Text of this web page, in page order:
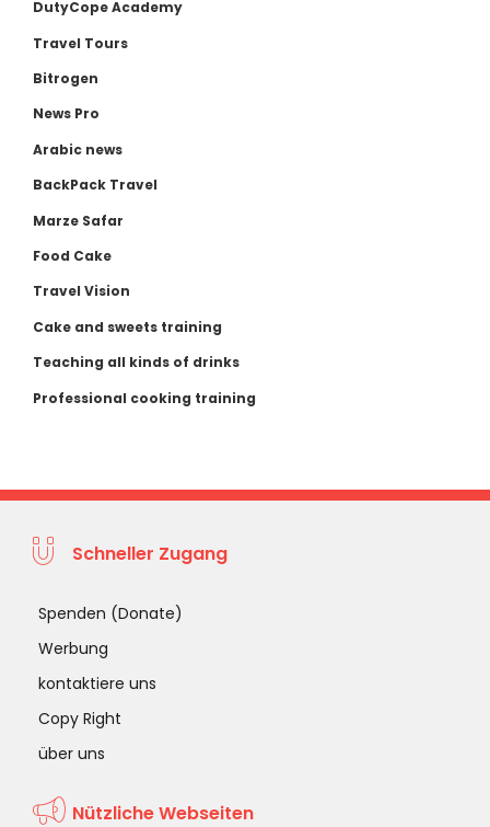
DutyCope Academy
Travel Tours
Bitrogen
News Pro
Arabic news
BackPack Travel
Marze Safar
Food Cake
Travel Vision
Cake and sweets training
Teaching all kinds of drinks
Professional cooking training
Schneller Zugang
Spenden (Donate)
Werbung
kontaktiere uns
Copy Right
über uns
Nützliche Webseiten